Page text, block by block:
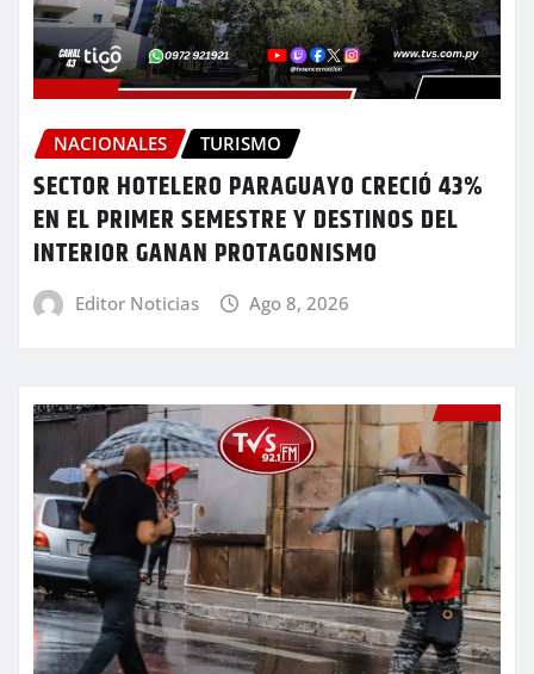
NACIONALES TURISMO
SECTOR HOTELERO PARAGUAYO CRECIÓ 43%
EN EL PRIMER SEMESTRE Y DESTINOS DEL
INTERIOR GANAN PROTAGONISMO
Editor Noticias Ago 8, 2026